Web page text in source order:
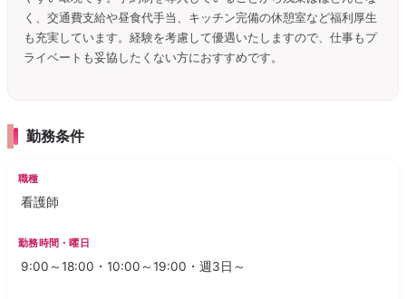
く、交通費支給や昼食代手当、キッチン完備の休憩室など福利厚生
も充実しています。経験を考慮して優遇いたしますので、仕事もプ
ライベートも妥協したくない方におすすめです。
勤務条件
職種
看護師
勤務時間・曜日
9:00～18:00・10:00～19:00・週3日～